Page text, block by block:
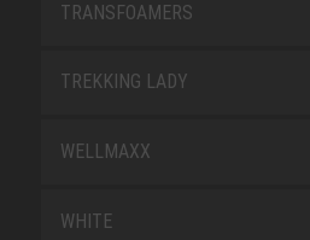
TRANSFOAMERS
TREKKING LADY
WELLMAXX
WHITE